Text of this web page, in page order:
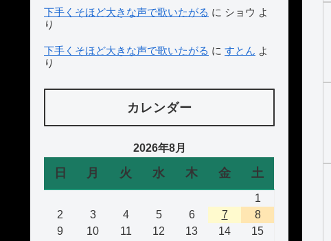
下手くそほど大きな声で歌いたがる に ショウ よ
り
下手くそほど大きな声で歌いたがる に すとん よ
り
カレンダー
2026年8月
日 月 火 水 木 金 土
1
2
3 4 5 6 7
8
9
10 11 12 13 14
15